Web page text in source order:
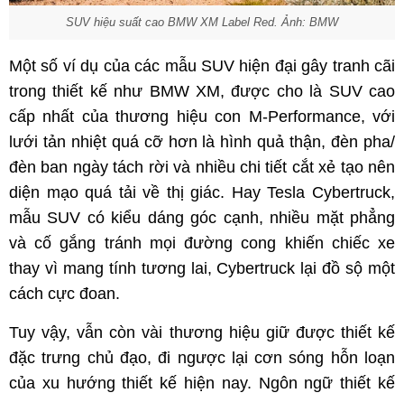
SUV hiệu suất cao BMW XM Label Red. Ảnh: BMW
Một số ví dụ của các mẫu SUV hiện đại gây tranh cãi
trong thiết kế như BMW XM, được cho là SUV cao
cấp nhất của thương hiệu con M-Performance, với
lưới tản nhiệt quá cỡ hơn là hình quả thận, đèn pha/
đèn ban ngày tách rời và nhiều chi tiết cắt xẻ tạo nên
diện mạo quá tải về thị giác. Hay Tesla Cybertruck,
mẫu SUV có kiểu dáng góc cạnh, nhiều mặt phẳng
và cố gắng tránh mọi đường cong khiến chiếc xe
thay vì mang tính tương lai, Cybertruck lại đồ sộ một
cách cực đoan.
Tuy vậy, vẫn còn vài thương hiệu giữ được thiết kế
đặc trưng chủ đạo, đi ngược lại cơn sóng hỗn loạn
của xu hướng thiết kế hiện nay. Ngôn ngữ thiết kế